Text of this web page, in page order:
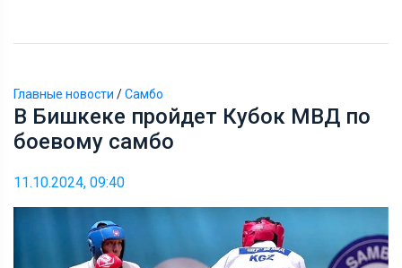
Главные новости /Самбо
В Бишкеке пройдет Кубок МВД по
боевому самбо
11.10.2024, 09:40